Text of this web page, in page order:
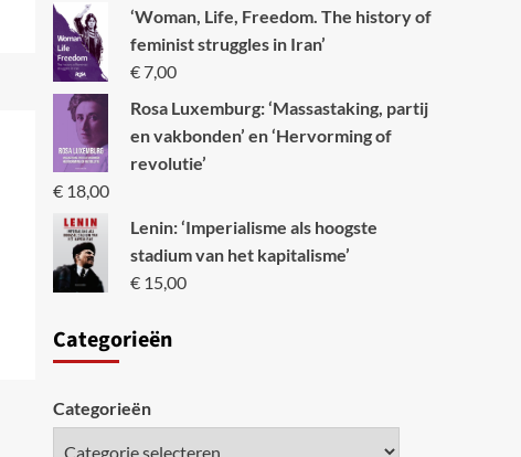
‘Woman, Life, Freedom. The history of
feminist struggles in Iran’
€7,00
Rosa Luxemburg: ‘Massastaking, partij
en vakbonden’ en ‘Hervorming of
revolutie’
€18,00
Lenin: ‘Imperialisme als hoogste
stadium van het kapitalisme’
€15,00
Categorieën
Categorieën